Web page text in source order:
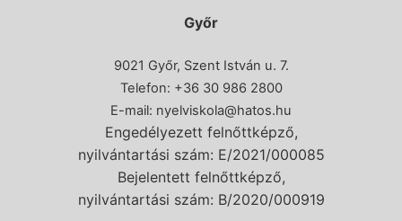
Győr
9021 Győr, Szent István u. 7.
Telefon: +36 30 986 2800
E-mail: nyelviskola@hatos.hu
Engedélyezett felnőttképző,
nyilvántartási szám: E/2021/000085
Bejelentett felnőttképző,
nyilvántartási szám: B/2020/000919